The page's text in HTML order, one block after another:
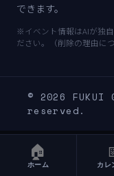
できます。
※イベント情報はAIが独
ださい。（削除の理由に
© 2026
reserved.
🏠
ホーム カレ